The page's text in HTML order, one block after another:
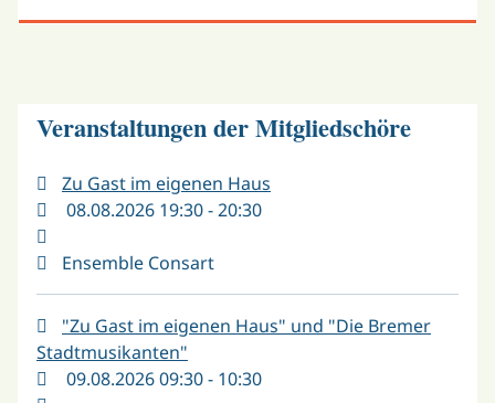
Veranstaltungen der Mitgliedschöre
Zu Gast im eigenen Haus
08.08.2026 19:30 - 20:30
Ensemble Consart
"Zu Gast im eigenen Haus" und "Die Bremer
Stadtmusikanten"
09.08.2026 09:30 - 10:30